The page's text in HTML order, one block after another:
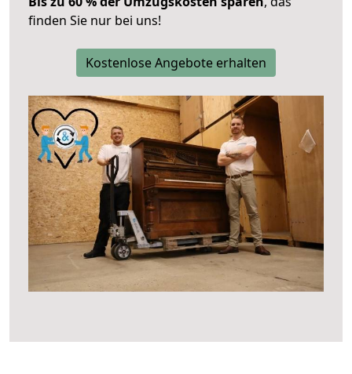
finden Sie nur bei uns!
Kostenlose Angebote erhalten